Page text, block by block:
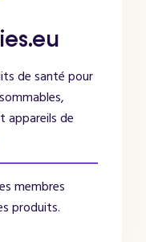
de santé pour
appareils de
membres
produits.